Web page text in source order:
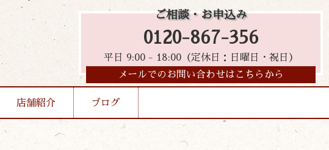
ご相談・お申込み
0120-867-356
平日 9:00 - 18:00（定休日：日曜日・祝日）
メールでのお問い合わせはこちらから
店舗紹介 ブログ